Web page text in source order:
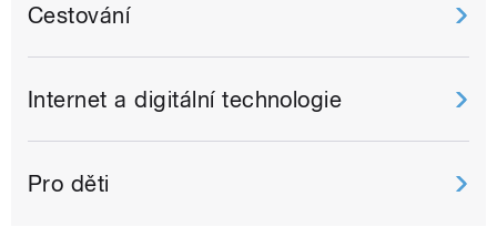
Cestování
Internet a digitální technologie
Pro děti